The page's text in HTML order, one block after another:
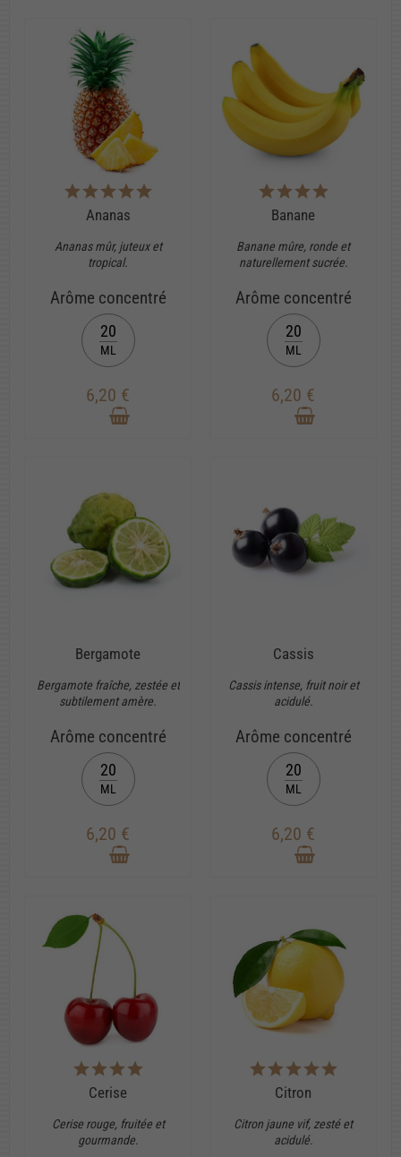
Ananas
Ananas mûr, juteux et
tropical.
Arôme concentré
20
ML
6,20 €
Banane
Banane mûre, ronde et
naturellement sucrée.
Arôme concentré
20
ML
6,20 €
Bergamote
Bergamote fraîche, zestée et
subtilement amère.
Arôme concentré
20
ML
6,20 €
Cassis
Cassis intense, fruit noir et
acidulé.
Arôme concentré
20
ML
6,20 €
Cerise
Cerise rouge, fruitée et
gourmande.
Citron
Citron jaune vif, zesté et
acidulé.